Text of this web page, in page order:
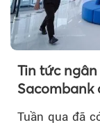
Tin tức
Sacombank
Tuần qua đã